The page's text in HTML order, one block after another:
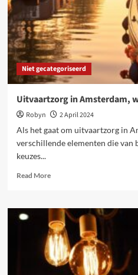
chocolade
kopen
Niet gecategoriseerd
Uitvaartzorg in Amsterdam,
Robyn
2 April 2024
Als het gaat om uitvaartzorg in
verschillende elementen die van
keuzes...
Read MoreRead
Uitvaartzorg
in
Amsterdam,
wat
moet
je